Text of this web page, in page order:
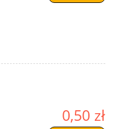
0,50 zł